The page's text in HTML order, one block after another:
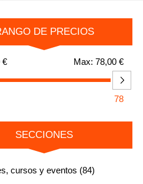
DE PRECIOS
€ Max: 78,00 €
78
SECCIONES
cursos y eventos (84)